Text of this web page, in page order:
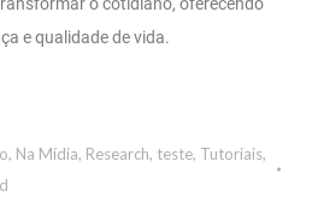
o cotidiano, oferecendo
e qualidade de vida.
, Na Mídia, Research, teste, Tutoriais,